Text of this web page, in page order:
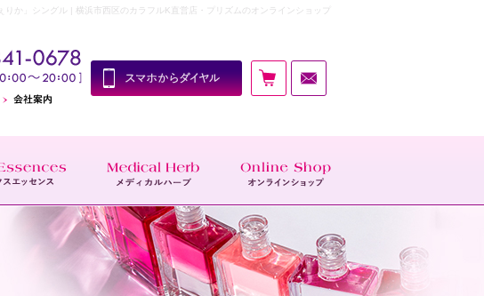
か」シングル | 横浜市西区のカラフルK直営店・プリズムのオンラインショップ